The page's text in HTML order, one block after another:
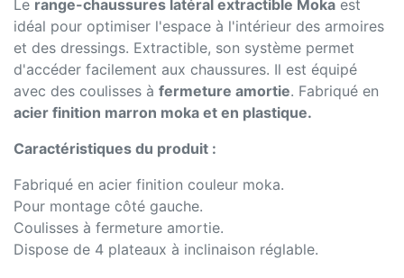
Le range-chaussures latéral extractible Moka est
idéal pour optimiser l'espace à l'intérieur des armoires
et des dressings. Extractible, son système permet
d'accéder facilement aux chaussures. Il est équipé
avec des coulisses à fermeture amortie. Fabriqué en
acier finition marron moka et en plastique.
Caractéristiques du produit :
Fabriqué en acier finition couleur moka.
Pour montage côté gauche.
Coulisses à fermeture amortie.
Dispose de 4 plateaux à inclinaison réglable.